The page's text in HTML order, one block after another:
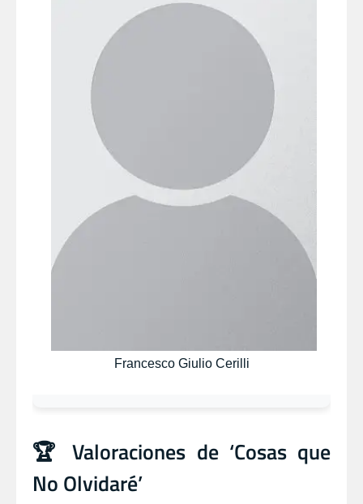
Francesco Giulio Cerilli
🏆 Valoraciones de ‘Cosas que
No Olvidaré’